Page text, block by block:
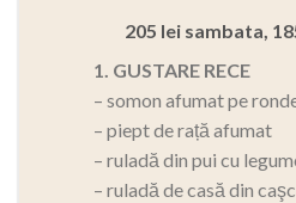
205 lei sambata,
1. GUSTARE RECE
– somon afumat pe
– piept de rață afumat
– ruladă din pui cu
– ruladă de casă din